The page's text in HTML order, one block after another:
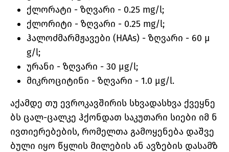
ქლორატი - ზღვარი - 0.25 mg/l;
ქლორიტი - ზღვარი - 0.25 mg/l;
ჰალოძმარმჟავები (HAAs) - ზღვარი - 60 µ
g/l;
ურანი - ზღვარი - 30 µg/l;
მიკროციტინი - ზღვარი - 1.0 µg/l.
აქამდე თუ ევროკავშირის სხვადასხვა ქვეყნე
ბს ცალ-ცალკე ჰქონდათ საკუთარი სიები იმ ნ
ივთიერებების, რომელთა გამოყენება დაშვე
ბული იყო წყლის მილების ან ავზების დასამზ